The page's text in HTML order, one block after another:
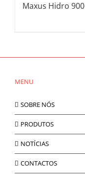
Maxus Hidro 900
MENU
SOBRE NÓS
PRODUTOS
NOTÍCIAS
CONTACTOS